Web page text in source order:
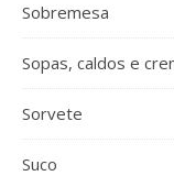
Sobremesa
Sopas, caldos e
Sorvete
Suco